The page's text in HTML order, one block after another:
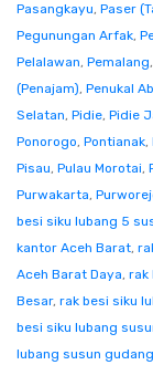
Pasangkayu, Paser
Pegunungan Arfak,
Pelalawan, Pemalang,
(Penajam), Penukal
Selatan, Pidie, Pidie
Ponorogo, Pontianak,
Pisau, Pulau Morotai,
Purwakarta,
besi siku lubang 5
kantor Aceh Barat,
Aceh Barat Daya, rak
Besar, rak besi siku
besi siku lubang
lubang susun